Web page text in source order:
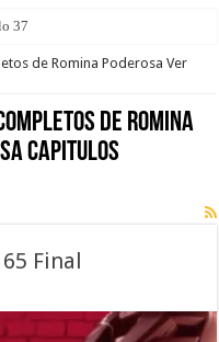
37
de Romina Poderosa Ver
de Romina
Capitulos
Final